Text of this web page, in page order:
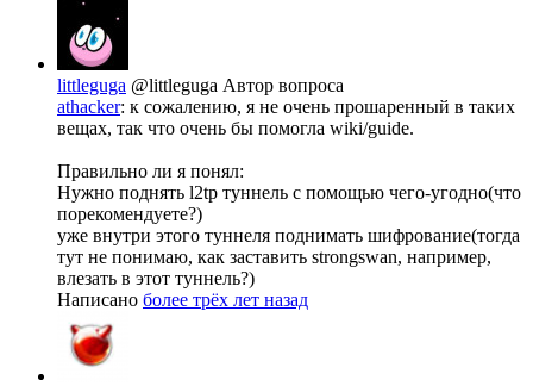
littleguga @littleguga Автор вопроса
athacker: к сожалению, я не очень прошаренный в таких
вещах, так что очень бы помогла wiki/guide.
Правильно ли я понял:
Нужно поднять l2tp туннель с помощью чего-угодно(что
порекомендуете?)
уже внутри этого туннеля поднимать шифрование(тогда
тут не понимаю, как заставить strongswan, например,
влезать в этот туннель?)
Написано более трёх лет назад